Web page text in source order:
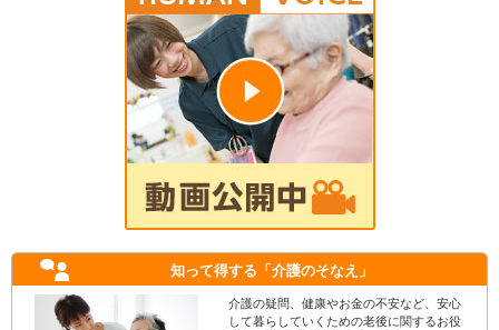
知って得する 「介護のそなえ」
介護の疑問、健康やお金の不安など、安心
して暮らしていくための老後に関するお役